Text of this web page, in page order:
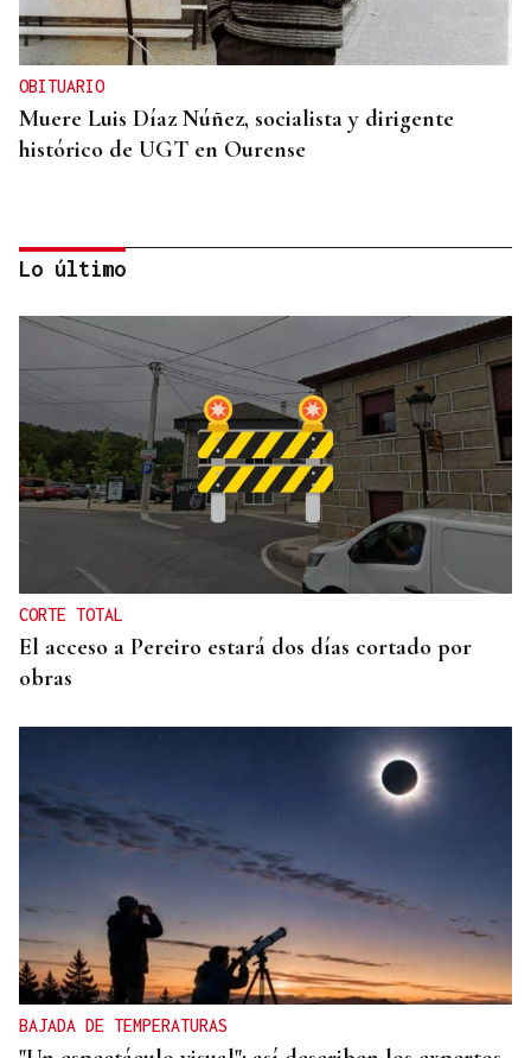
OBITUARIO
Muere Luis Díaz Núñez, socialista y dirigente
histórico de UGT en Ourense
CANEDO
Un herido en la colisión entre dos coches en la
entrada a las termas de Outariz
Lo último
CORTE TOTAL
El acceso a Pereiro estará dos días cortado por
obras
BAJADA DE TEMPERATURAS